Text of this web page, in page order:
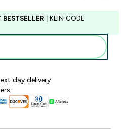
| KEIN CODE
day delivery